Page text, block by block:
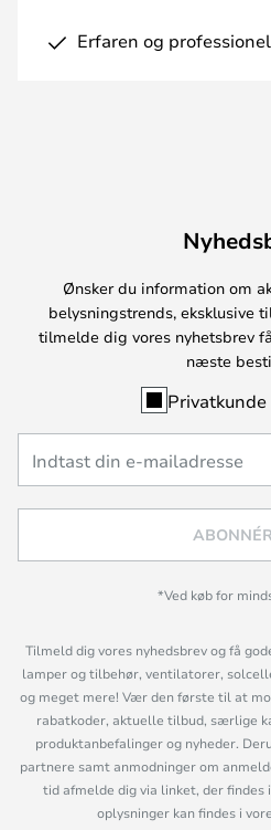
Erfaren og
Ønsker du information om
belysningstrends, eksklusive
tilmelde dig vores nyhetsbrev
næste
Privatkunde
*Ved køb for
Tilmeld dig vores nyhedsbrev og få
lamper og tilbehør, ventilatorer,
og meget mere! Vær den første til at
rabatkoder, aktuelle tilbud, særlige
produktanbefalinger og nyheder.
partnere samt anmodninger om
tid afmelde dig via linket, der findes
oplysninger kan findes i